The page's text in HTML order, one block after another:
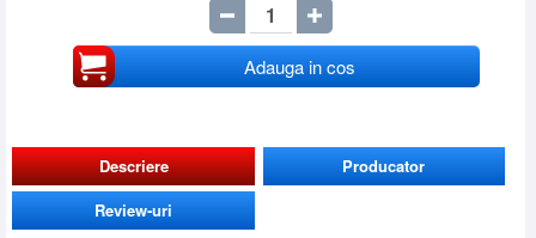
Adauga in cos
Descriere
Producator
Review-uri